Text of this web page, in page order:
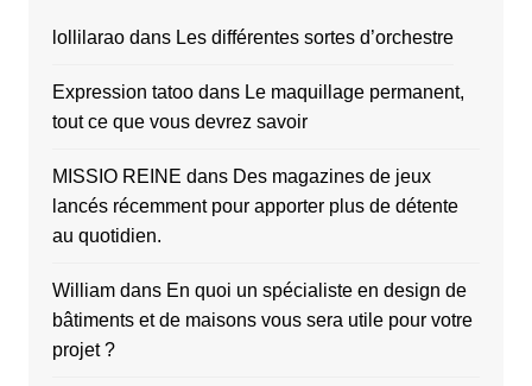
lollilaraodans Les différentes sortes d’orchestre
Expression tatoodans Le maquillage permanent,
tout ce que vous devrez savoir
MISSIO REINE dans Des magazines de jeux
lancés récemment pour apporter plus de détente
au quotidien.
Williamdans En quoi un spécialiste en design de
bâtiments et de maisons vous sera utile pour votre
projet ?